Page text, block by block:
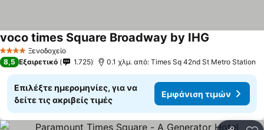
4 ΑστέριαΞενοδοχείο
voco times Square Broadway by IHG
8,5 Εξαιρετικό 1.725 0.1 χλμ. από: Times Sq 42nd St Metro Station
Επιλέξτε ημερομηνίες, για να
δείτε τις ακριβείς τιμές
Εμφάνιση τιμών